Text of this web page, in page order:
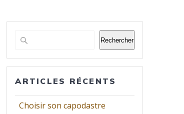
Rechercher
ARTICLES RÉCENTS
Choisir son capodastre